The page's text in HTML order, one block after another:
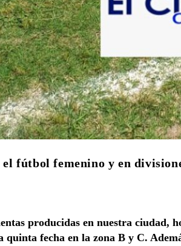
fútbol femenino y en
producidas en nuestra ciudad,
fecha en la zona B y C.